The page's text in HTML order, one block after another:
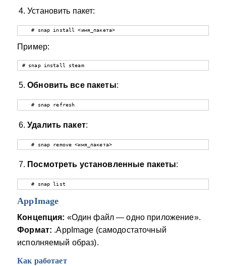
Установить пакет:
   # snap install <имя_пакета>
Пример:
# snap install steam
Обновить все пакеты:
   # snap refresh
Удалить пакет:
   # snap remove <имя_пакета>
Посмотреть установленные пакеты:
   # snap list
AppImage
Концепция: «Один файл — одно приложение».
Формат: .AppImage (самодостаточный
исполняемый образ).
Как работает